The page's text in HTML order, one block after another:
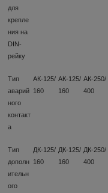
для
крепле
ния на
DIN-
рейку
Тип
аварий
ного
контакт
а
АК-125/
160
АК-125/
160
АК-250/
400
Тип
дополн
ительн
ого
ДК-125/
160
ДК-125/
160
ДК-250/
400